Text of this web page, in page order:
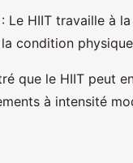
: Le HIIT travaille à
condition
que le HIIT peut
à intensité